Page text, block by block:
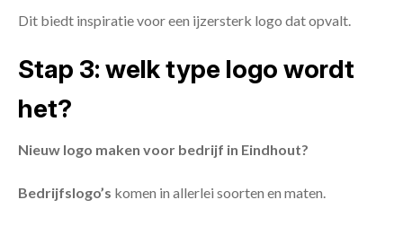
Dit biedt inspiratie voor een ijzersterk logo dat opvalt.
Stap 3: welk type logo wordt
het?
Nieuw logo maken voor bedrijf in Eindhout?
Bedrijfslogo’s komen in allerlei soorten en maten.